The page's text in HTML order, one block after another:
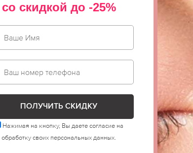
со скидкой до -25%
Нажимая на кнопку, Вы даете согласие на
обработку своих персональных данных.